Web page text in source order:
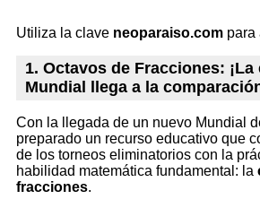
Utiliza la clave neoparaiso.com para
1. Octavos de Fracciones:
Mundial llega a la
Con la llegada de un nuevo Mundial
preparado un recurso educativo que
de los torneos eliminatorios con la
habilidad matemática fundamental: la
fracciones.